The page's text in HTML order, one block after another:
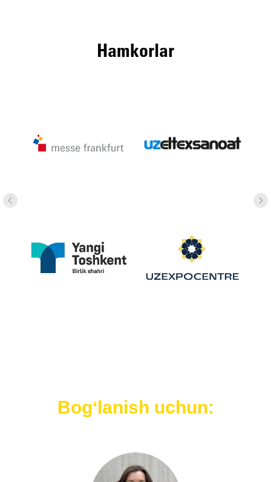
Hamkorlar
Bogʻlanish uchun: